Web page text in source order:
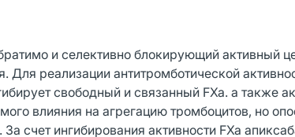
и селективно блокирующий активный
реализации антитромботической
свободный и связанный FXa. а также
влияния на агрегацию тромбоцитов, но
счет ингибирования активности FXa